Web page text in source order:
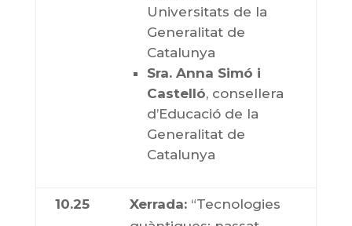
Universitats de la
Generalitat de
Catalunya
Sra. Anna Simó i
Castelló, consellera
d’Educació de la
Generalitat de
Catalunya
10.25 Xerrada:“Tecnologies